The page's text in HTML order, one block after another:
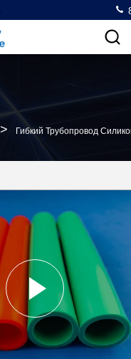
> Гибкий Трубопровод